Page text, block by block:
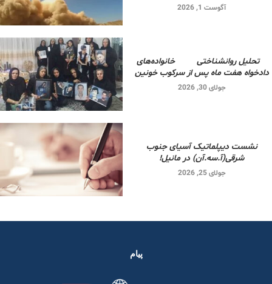
آگوست 1, 2026
تحلیل روانشناختی خانواده‌های
دادخواه هفت ماه پس از سرکوب خونین
جولای 30, 2026
نشست دیپلماتیک آسیای جنوب
شرقی‌(آ.سه.آن) در مانیل!
جولای 25, 2026
پیام